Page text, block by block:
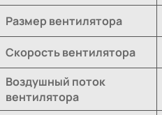
Размер вентилятора
Скорость вентилятора
Воздушный поток
вентилятора